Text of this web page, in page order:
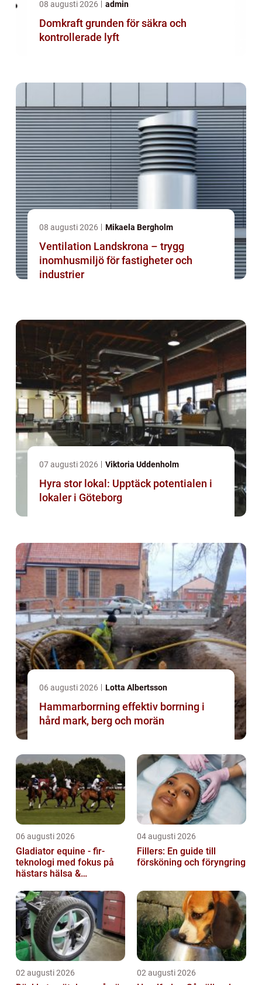
08 augusti 2026 admin
Domkraft grunden för säkra och
kontrollerade lyft
08 augusti 2026 Mikaela Bergholm
Ventilation Landskrona – trygg
inomhusmiljö för fastigheter och
industrier
07 augusti 2026 Viktoria Uddenholm
Hyra stor lokal: Upptäck potentialen i
lokaler i Göteborg
06 augusti 2026 Lotta Albertsson
Hammarborrning effektiv borrning i
hård mark, berg och morän
06 augusti 2026
Gladiator equine - fir-
teknologi med fokus på
hästars hälsa &
04 augusti 2026
Fillers: En guide till
försköning och föryngring
02 augusti 2026 02 augusti 2026